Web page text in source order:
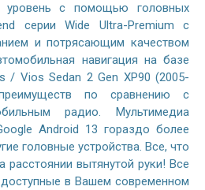
уровень с помощью головных
серии Wide Ultra-Premium с
и потрясающим качеством
навигация на базе
/ Vios Sedan 2 Gen XP90 (2005-
по сравнению с
радио. Мультимедиа
Android 13 гораздо более
головные устройства. Все, что
расстоянии вытянутой руки! Все
в Вашем современном